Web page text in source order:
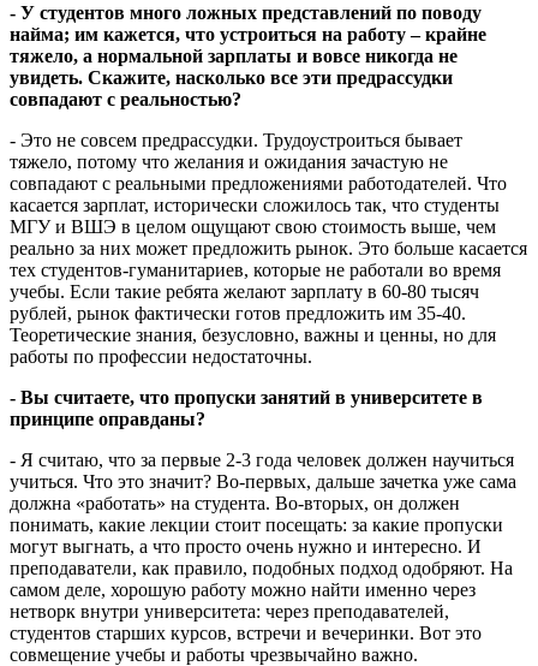
- У студентов много ложных представлений по поводу
найма; им кажется, что устроиться на работу – крайне
тяжело, а нормальной зарплаты и вовсе никогда не
увидеть. Скажите, насколько все эти предрассудки
совпадают с реальностью?
- Это не совсем предрассудки. Трудоустроиться бывает
тяжело, потому что желания и ожидания зачастую не
совпадают с реальными предложениями работодателей. Что
касается зарплат, исторически сложилось так, что студенты
МГУ и ВШЭ в целом ощущают свою стоимость выше, чем
реально за них может предложить рынок. Это больше касается
тех студентов-гуманитариев, которые не работали во время
учебы. Если такие ребята желают зарплату в 60-80 тысяч
рублей, рынок фактически готов предложить им 35-40.
Теоретические знания, безусловно, важны и ценны, но для
работы по профессии недостаточны.
- Вы считаете, что пропуски занятий в университете в
принципе оправданы?
- Я считаю, что за первые 2-3 года человек должен научиться
учиться. Что это значит? Во-первых, дальше зачетка уже сама
должна «работать» на студента. Во-вторых, он должен
понимать, какие лекции стоит посещать: за какие пропуски
могут выгнать, а что просто очень нужно и интересно. И
преподаватели, как правило, подобных подход одобряют. На
самом деле, хорошую работу можно найти именно через
нетворк внутри университета: через преподавателей,
студентов старших курсов, встречи и вечеринки. Вот это
совмещение учебы и работы чрезвычайно важно.